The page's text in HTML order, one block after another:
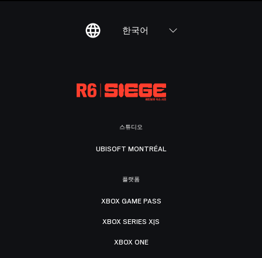
한국어
스튜디오
UBISOFT MONTRÉAL
플랫폼
XBOX GAME PASS
XBOX SERIES X|S
XBOX ONE